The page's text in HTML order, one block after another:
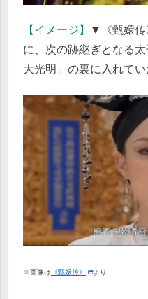
【イメージ】
▼《甄嬛传
に、次の跡継ぎとなる
大光明」の裏に入れてい
※画像は 《甄嬛传》 より